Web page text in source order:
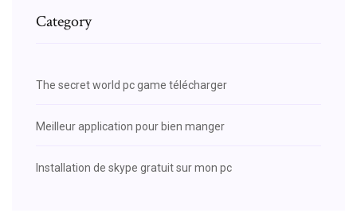
Category
The secret world pc game télécharger
Meilleur application pour bien manger
Installation de skype gratuit sur mon pc